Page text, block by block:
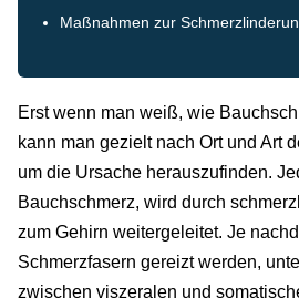
Maßnahmen zur
Erst wenn man weiß, wie
kann man gezielt nach Ort und Art
um die Ursache herauszufinden.
Bauchschmerz, wird durch
zum Gehirn weitergeleitet. Je
Schmerzfasern gereizt werden,
zwischen viszeralen und